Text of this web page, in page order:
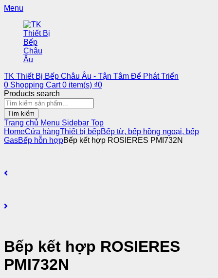
Menu
TK Thiết Bị Bếp Châu Âu - Tận Tâm Để Phát Triển
0 Shopping Cart 0 item(s) ₫0
Products search
Tìm kiếm
Trang chủ Menu Sidebar Top
HomeCửa hàngThiết bị bếpBếp từ, bếp hồng ngoại, bếp
GasBếp hỗn hợpBếp kết hợp ROSIERES PMI732N
Bếp kết hợp ROSIERES
PMI732N